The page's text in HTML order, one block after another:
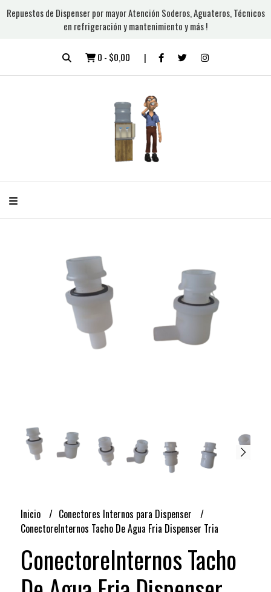
Repuestos de Dispenser por mayor Atención Soderos, Aguateros, Técnicos
en refrigeración y mantenimiento y más !
0 - $0,00
Inicio
Conectores Internos para Dispenser
ConectoreInternos Tacho De Agua Fria Dispenser Tria
ConectoreInternos Tacho